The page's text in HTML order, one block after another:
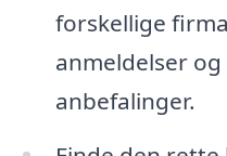
forskellige
anmeldelser
anbefalinger.